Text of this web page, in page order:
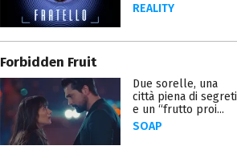
REALITY
Forbidden Fruit
Due sorelle, una
città piena di segreti
e un “frutto proi...
SOAP